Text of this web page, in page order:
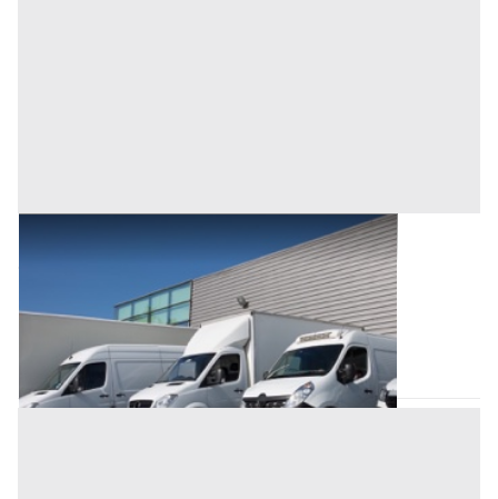
Automezzi Commerciali all'asta a Longare
Bagnoli di Sopra (Padova)
Codice asta:b59be888
Asta chiusa